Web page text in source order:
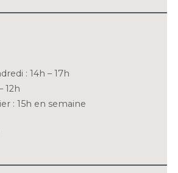
: 14h – 17h
12h
: 15h en semaine